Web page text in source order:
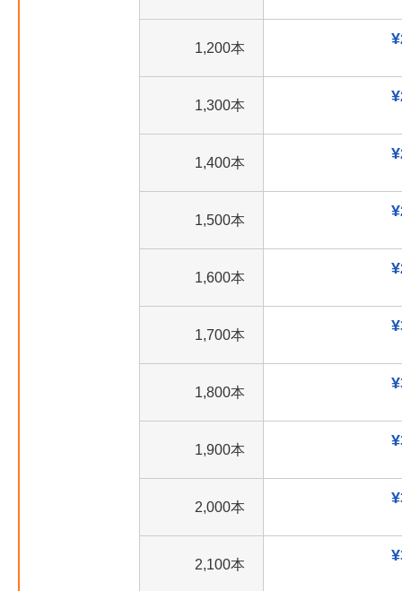
1,200本
1,300本
1,400本
1,500本
1,600本
1,700本
1,800本
1,900本
2,000本
2,100本